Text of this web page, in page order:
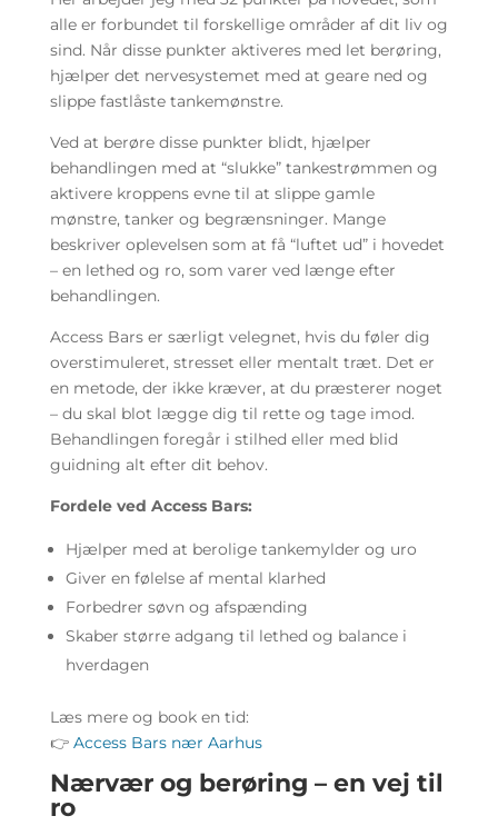
alle er forbundet til forskellige områder af dit liv og
sind. Når disse punkter aktiveres med let berøring,
hjælper det nervesystemet med at geare ned og
slippe fastlåste tankemønstre.
Ved at berøre disse punkter blidt, hjælper
behandlingen med at “slukke” tankestrømmen og
aktivere kroppens evne til at slippe gamle
mønstre, tanker og begrænsninger. Mange
beskriver oplevelsen som at få “luftet ud” i hovedet
– en lethed og ro, som varer ved længe efter
behandlingen.
Access Bars er særligt velegnet, hvis du føler dig
overstimuleret, stresset eller mentalt træt. Det er
en metode, der ikke kræver, at du præsterer noget
– du skal blot lægge dig til rette og tage imod.
Behandlingen foregår i stilhed eller med blid
guidning alt efter dit behov.
Fordele ved Access Bars:
Hjælper med at berolige tankemylder og uro
Giver en følelse af mental klarhed
Forbedrer søvn og afspænding
Skaber større adgang til lethed og balance i
hverdagen
Læs mere og book en tid:
👉 Access Bars nær Aarhus
Nærvær og berøring – en vej til
ro